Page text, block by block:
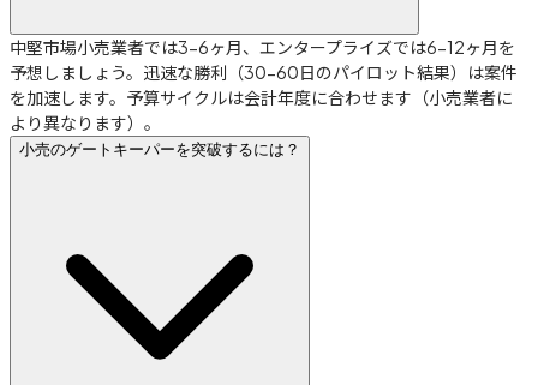
中堅市場小売業者では3-6ヶ月、エンタープライズでは6-12ヶ月を
予想しましょう。迅速な勝利（30-60日のパイロット結果）は案件
を加速します。予算サイクルは会計年度に合わせます（小売業者に
より異なります）。
小売のゲートキーパーを突破するには？